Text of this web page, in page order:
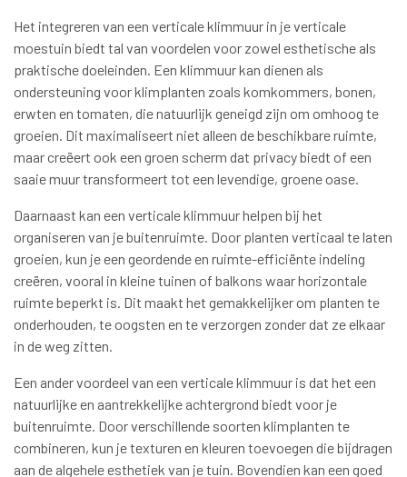
Het integreren van een verticale klimmuur in je verticale
moestuin biedt tal van voordelen voor zowel esthetische als
praktische doeleinden. Een klimmuur kan dienen als
ondersteuning voor klimplanten zoals komkommers, bonen,
erwten en tomaten, die natuurlijk geneigd zijn om omhoog te
groeien. Dit maximaliseert niet alleen de beschikbare ruimte,
maar creëert ook een groen scherm dat privacy biedt of een
saaie muur transformeert tot een levendige, groene oase.
Daarnaast kan een verticale klimmuur helpen bij het
organiseren van je buitenruimte. Door planten verticaal te laten
groeien, kun je een geordende en ruimte-efficiënte indeling
creëren, vooral in kleine tuinen of balkons waar horizontale
ruimte beperkt is. Dit maakt het gemakkelijker om planten te
onderhouden, te oogsten en te verzorgen zonder dat ze elkaar
in de weg zitten.
Een ander voordeel van een verticale klimmuur is dat het een
natuurlijke en aantrekkelijke achtergrond biedt voor je
buitenruimte. Door verschillende soorten klimplanten te
combineren, kun je texturen en kleuren toevoegen die bijdragen
aan de algehele esthetiek van je tuin. Bovendien kan een goed